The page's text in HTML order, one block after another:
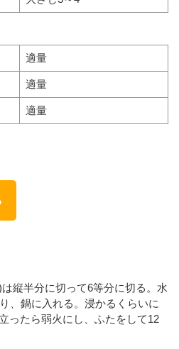
適量
適量
適量
縦半分に切って6等分に切る。水
、鍋に入れる。浸かるくらいに
ったら弱火にし、ふたをして12